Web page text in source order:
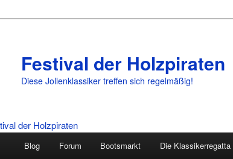
Festival der Holzpiraten
Diese Jollenklassiker treffen sich regelmäßig!
Zum
Zum
Blog Forum Bootsmarkt Die Klassikerregatta